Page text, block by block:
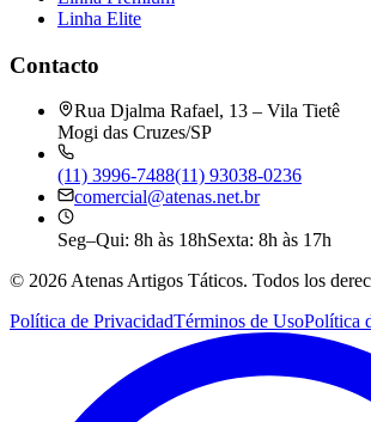
Linha Elite
Contacto
Rua Djalma Rafael, 13 – Vila Tietê
Mogi das Cruzes/SP
(11) 3996-7488(11) 93038-0236
comercial@atenas.net.br
Seg–Qui: 8h às 18hSexta: 8h às 17h
© 2026 Atenas Artigos Táticos. Todos los
Política de PrivacidadTérminos de UsoPolítica